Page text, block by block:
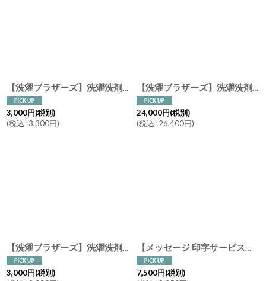
【洗濯ブラザーズ】洗濯洗剤 600ml デニム ランドリーディタージェント（デニム・チノ・色柄もの） LIVRER YOKOHAMA ランドリーソープ
3,000円(税別)
(税込: 3,300円)
【洗濯ブラザーズ】洗濯洗剤 ４L Silk&Wool シルク＆ウール ランドリーディタージェント（デリケート繊維用）LIVRER YOKOHAMA
24,000円(税別)
(税込: 26,400円)
【洗濯ブラザーズ】洗濯洗剤 ランジェリー 400ml Lingerie ランドリーディタージェント イランイラン＆ジャスミン LIVRER YOKOHAMA ランドリーソープ
3,000円(税別)
【メッセージ 印字サービス】【SALIU】結 YUI 土瓶 急須 330ml 湯呑み ギフト 3点Set 急須セット お茶の時間 美濃焼
7,500円(税別)